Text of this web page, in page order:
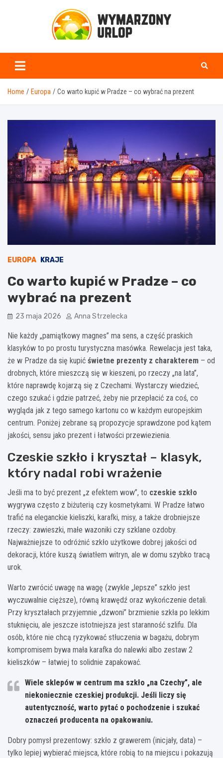
Home Europa Co warto kupić w Pradze – co wybrać na prezent
EUROPA KRAJE
Co warto kupić w Pradze – co
wybrać na prezent
23 maja 2026 Anna Strzelecka
Nie każdy „pamiątkowy magnes” ma sens, a część praskich
klasyków to po prostu turystyczna masówka. Rewelacja jest taka,
że w Pradze da się kupić świetne prezenty z charakterem – od
drobnych, które mieszczą się w kieszeni, po rzeczy „na lata”,
które naprawdę kojarzą się z Czechami. Wystarczy wiedzieć,
czego szukać i gdzie patrzeć, żeby nie przepłacić za coś, co
wygląda jak z tego samego kartonu co w każdym europejskim
centrum. Poniżej zebrane są propozycje sprawdzone pod kątem
jakości, sensu jako prezent i łatwości przewiezienia.
Czeskie szkło i kryształ – klasyk,
który nadal robi wrażenie
Jeśli ma to być prezent „z efektem wow”, to czeskie szkło
wygrywa często z biżuterią czy kosmetykami. W Pradze łatwo
trafić na eleganckie kieliszki, karafki, misy, a także drobniejsze
rzeczy: zawieszki, małe wazoniki czy szklane ozdoby.
Najważniejsze to odróżnić szkło użytkowe dobrej jakości od
dekoracji, które kuszą światłem witryn, ale w domu szybko tracą
urok.
Warto zwrócić uwagę na wagę (zwykle „lepsze” szkło jest
wyczuwalnie cięższe), równą krawędź oraz wykończenie detali.
Przy kryształach przyjemnie „dzwoni” brzmienie szkła po lekkim
stuknięciu, ale jeszcze istotniejsza jest staranność szlifu. Dla
osób, które nie chcą ryzykować stłuczenia w bagażu, dobrym
kompromisem bywa mała karafka do nalewki albo zestaw 2
kieliszków – łatwiej to solidnie zapakować.
Wiele sklepów w centrum ma szkło „na Czechy”, ale
niekoniecznie czeskiej produkcji. Jeśli liczy się
autentyczność, warto pytać o pochodzenie i szukać
oznaczeń producenta na opakowaniu.
Dobry pomysł prezentowy: szkło z grawerem (inicjały, data) –
tylko lepiej wybierać miejsca, które robią to na miejscu i pokazują